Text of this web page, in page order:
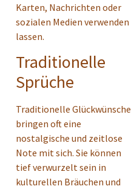
Karten, Nachrichten oder
sozialen Medien verwenden
lassen.
Traditionelle
Sprüche
Traditionelle Glückwünsche
bringen oft eine
nostalgische und zeitlose
Note mit sich. Sie können
tief verwurzelt sein in
kulturellen Bräuchen und